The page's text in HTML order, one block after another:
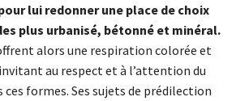
lui redonner une place de choix
plus urbanisé, bétonné et minéral.
alors une respiration colorée et
au respect et à l’attention du
formes. Ses sujets de prédilection